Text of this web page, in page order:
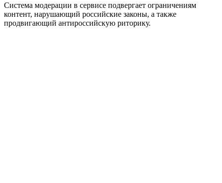
Система модерации в сервисе подвергает ограничениям
контент, нарушающий российские законы, а также
продвигающий антироссийскую риторику.